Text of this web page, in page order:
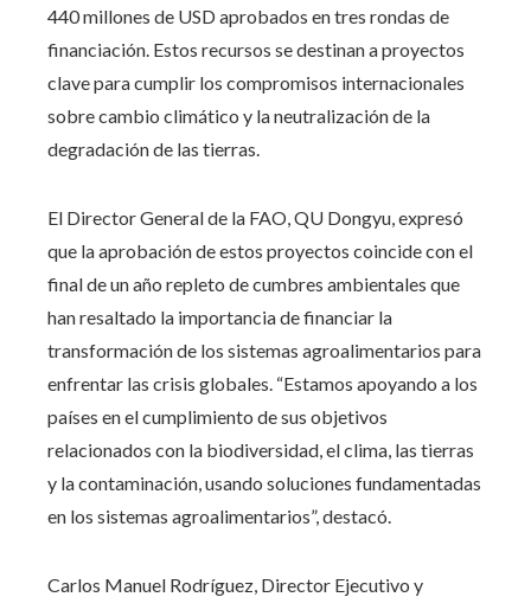
440 millones de USD aprobados en tres rondas de
financiación. Estos recursos se destinan a proyectos
clave para cumplir los compromisos internacionales
sobre cambio climático y la neutralización de la
degradación de las tierras.
El Director General de la FAO, QU Dongyu, expresó
que la aprobación de estos proyectos coincide con el
final de un año repleto de cumbres ambientales que
han resaltado la importancia de financiar la
transformación de los sistemas agroalimentarios para
enfrentar las crisis globales. “Estamos apoyando a los
países en el cumplimiento de sus objetivos
relacionados con la biodiversidad, el clima, las tierras
y la contaminación, usando soluciones fundamentadas
en los sistemas agroalimentarios”, destacó.
Carlos Manuel Rodríguez, Director Ejecutivo y